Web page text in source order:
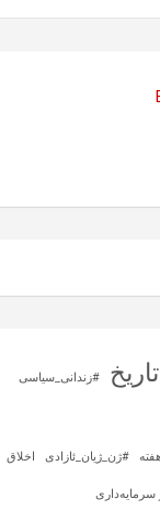
#زندانی_سیاسی
#ژن_ژیان_ئازادی اخلاق
سرمایه‌داری